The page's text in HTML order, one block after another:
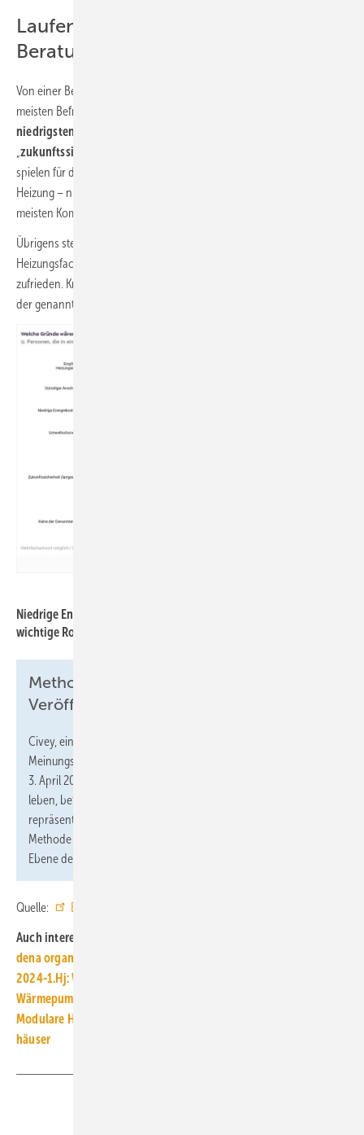
Laufende Kosten auch in der
Beratung im Fokus
Von einer Beratung durch den Heizungsinstallateur erwarten die
meisten Befragten ebenfalls, dass ihnen die „
niedrigsten Betriebskosten
zukunftssichersten Lösung
spielen für die meisten in der Beratung die Komfortfunktionen einer
Heizung – nur gut 4 % finden, dass der Installateur die „Lösung mit den
meisten Komfortfunktionen“ empfehlen sollte.
Übrigens stellt ein Großteil der befragten Eigenheimbesitzer seinem
Heizungsfachbetrieb ein gutes Zeugnis aus: 69 % sind mit diesem
zufrieden. Knapp 28 % finden sogar, dass sich der Betrieb in keinem
der genannten Punkte verbessern kann.
Niedrige Energiekosten spielen für viele Eigenheimbesitzer eine
wichtige Rolle bei der Wahl eines neuen Heizsystems.
Methodische Hinweise für
Veröffentlichungen
Civey, ein Unternehmen für digitale Markt- und
Meinungsforschung, hat für Buderus vom 22. März bis
3. April 2024 online 2500 Personen, die in einem eigenen Haus
leben, befragt. Die Ergebnisse auf Ebene der Bundesländer sind
repräsentativ auf Basis einer modellbasierten, statistischen
Methode für kleine Datenräume. Der statistische Fehler auf
Ebene der Bundesländer liegt bei knapp über 3 Prozentpunkten.
Quelle: Buderus
Auch interessant:
dena organisiert Info-Ver­an­staltung „Woche der Wärme­pumpe“
2024-1.Hj: Wärme­pum­pe do­mi­niert mit 63,3 % Woh­nungs­neubau
Wärmepumpe-Photovoltaik-Kombi­nation: Lohnt sich das?
Modulare Heiz­zentrale mit Wärme­pumpen für Mehr­familien­
häuser